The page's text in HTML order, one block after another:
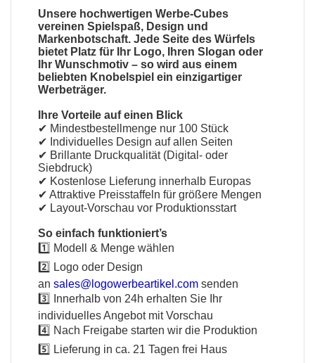
Unsere hochwertigen Werbe-Cubes
vereinen Spielspaß, Design und
Markenbotschaft. Jede Seite des Würfels
bietet Platz für Ihr Logo, Ihren Slogan oder
Ihr Wunschmotiv – so wird aus einem
beliebten Knobelspiel ein einzigartiger
Werbeträger.
Ihre Vorteile auf einen Blick
✔ Mindestbestellmenge nur 100 Stück
✔ Individuelles Design auf allen Seiten
✔ Brillante Druckqualität (Digital- oder
Siebdruck)
✔ Kostenlose Lieferung innerhalb Europas
✔ Attraktive Preisstaffeln für größere Mengen
✔ Layout-Vorschau vor Produktionsstart
So einfach funktioniert’s
1️⃣ Modell & Menge wählen
2️⃣ Logo oder Design
ansales@logowerbeartikel.com senden
3️⃣ Innerhalb von 24h erhalten Sie Ihr
individuelles Angebot mit Vorschau
4️⃣ Nach Freigabe starten wir die Produktion
5️⃣ Lieferung in ca. 21 Tagen frei Haus